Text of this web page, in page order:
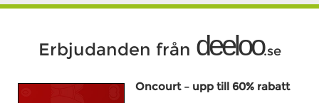
Erbjudanden från deeloo.se
Oncourt – upp till 60% rabatt